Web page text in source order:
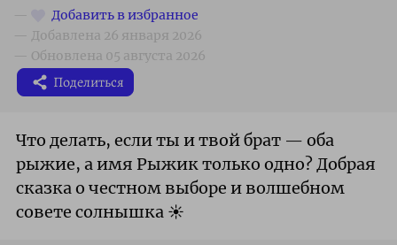
Поделиться
Что делать, если ты и твой брат — оба
рыжие, а имя Рыжик только одно? Добрая
сказка о честном выборе и волшебном
совете солнышка ☀️